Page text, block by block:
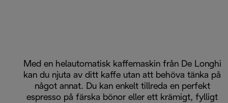
Med en helautomatisk kaffemaskin från De Longhi
kan du njuta av ditt kaffe utan att behöva tänka på
något annat. Du kan enkelt tillreda en perfekt
espresso på färska bönor eller ett krämigt, fylligt